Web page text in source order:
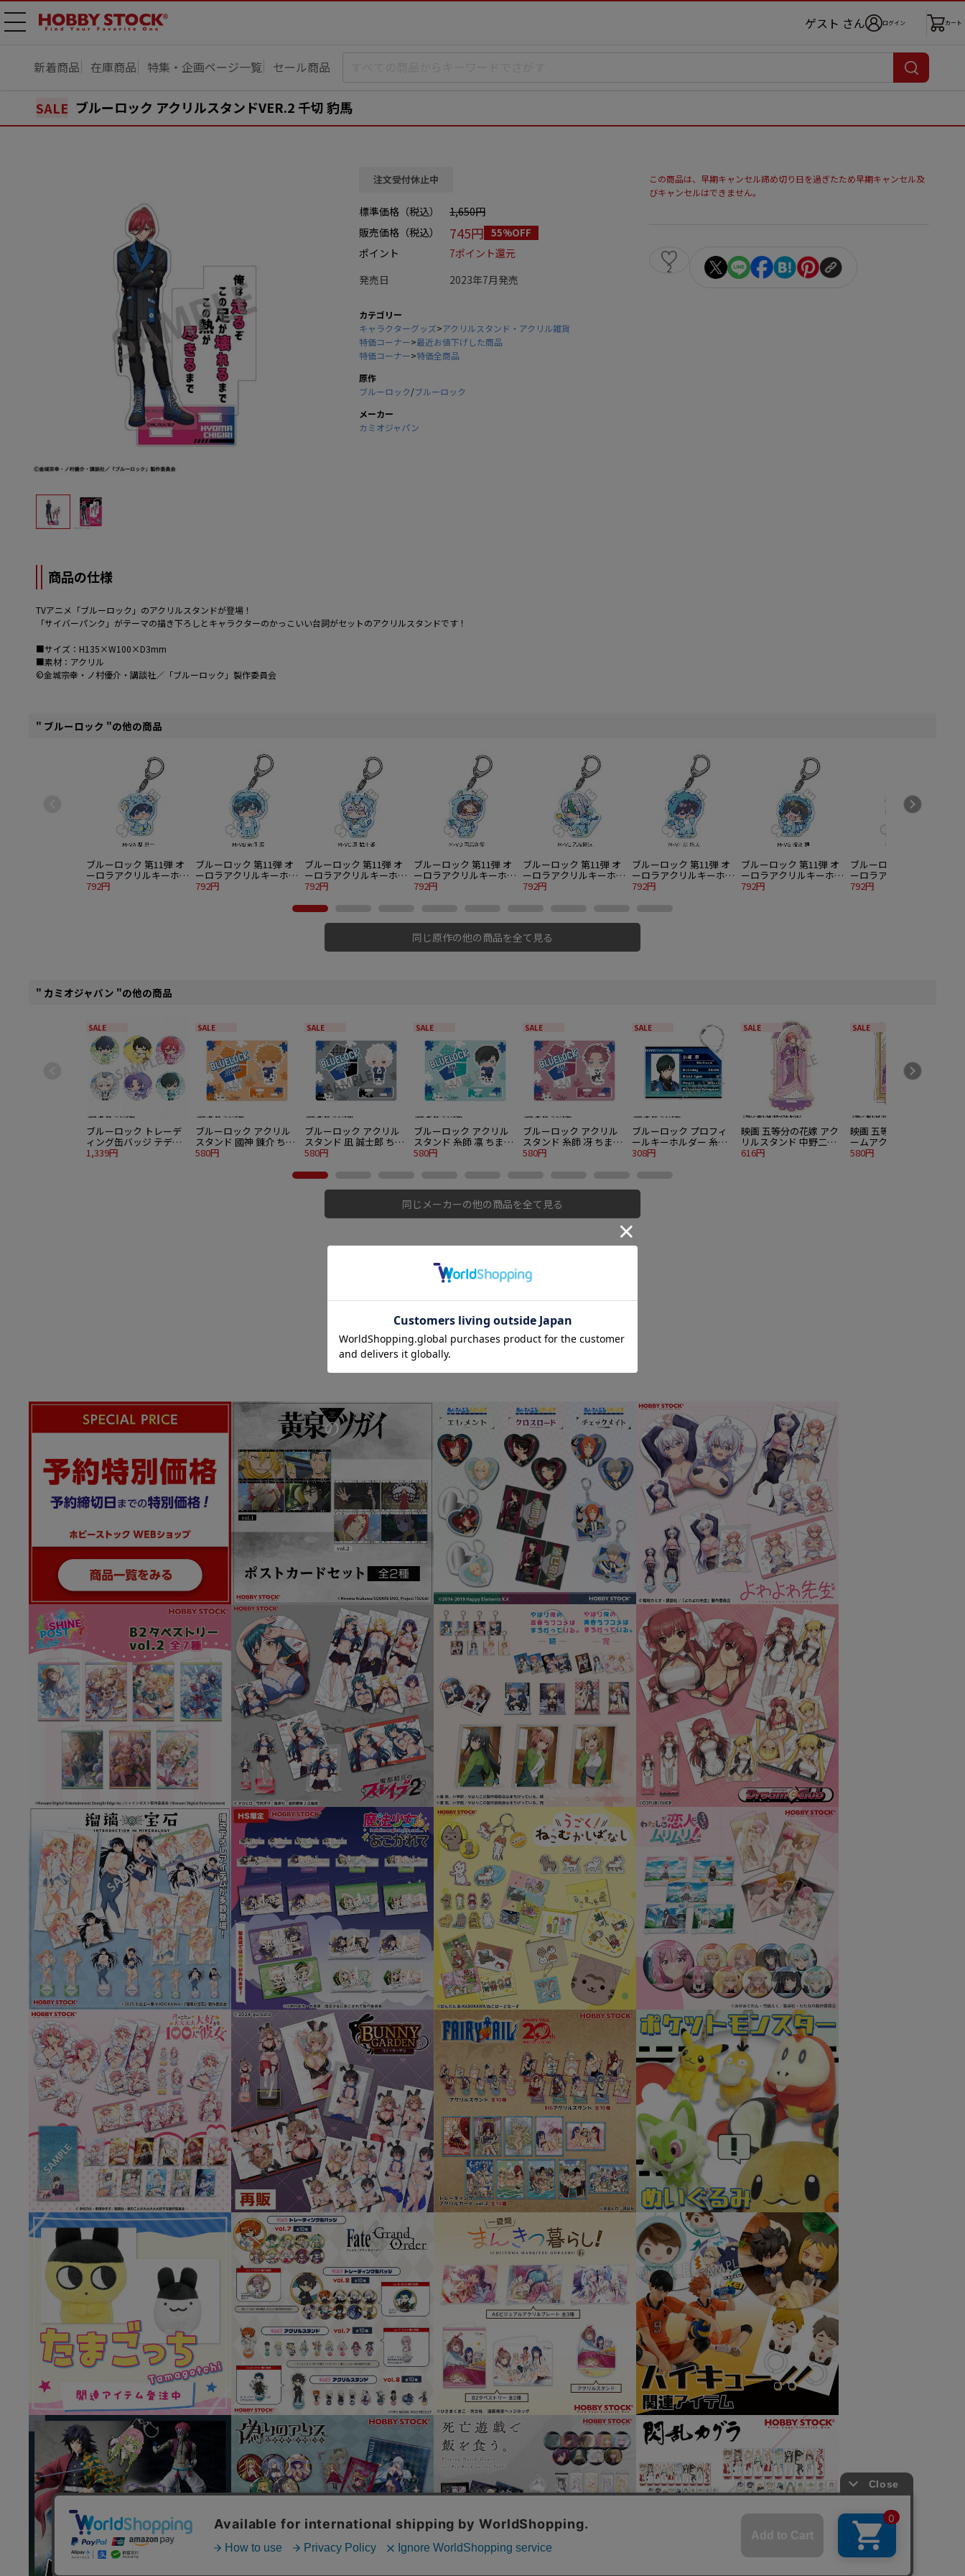
メニ
ゲスト さん ログイン カート
新着商品 在庫商品 特集・企画ページ一覧 セール商品
SALE ブルーロック アクリルスタンドVER.2 千切 豹馬
注文受付休止中
標準価格（税込）
1,650円
販売価格（税込）
745円 55%OFF
ポイント
7ポイント還元
発売日
2023年7月発売
カテゴリー
キャラクターグッズ>アクリルスタンド・アクリル雑貨
特価コーナー>最近お値下げした商品
特価コーナー>特価全商品
原作
ブルーロック/ブルーロック
メーカー
カミオジャパン
この商品は、早期キャンセル締め切り日を過ぎたため早期キャンセル及
びキャンセルはできません。
2
商品の仕様
TVアニメ「ブルーロック」のアクリルスタンドが登場！
「サイバーパンク」がテーマの描き下ろしとキャラクターのかっこいい台詞がセットのアクリルスタンドです！
■サイズ：H135×W100×D3mm
■素材：アクリル
©金城宗幸・ノ村優介・講談社／「ブルーロック」製作委員会
" ブルーロック "の他の商品
ブルーロック 第11弾 オ
ーロラアクリルキーホル
ダー M-VA 潔 世一
792円
ブルーロック 第11弾 オ
ーロラアクリルキーホル
ダー M-VB 糸師 凛
792円
ブルーロック 第11弾 オ
ーロラアクリルキーホル
ダー M-VC 凪 誠士郎
792円
ブルーロック 第11弾 オ
ーロラアクリルキーホル
ダー M-VD 雪宮剣優
792円
ブルーロック 第11弾 オ
ーロラアクリルキーホル
ダー M-VE 乙夜影汰
792円
ブルーロック 第11弾 オ
ーロラアクリルキーホル
ダー M-VF 烏 旅人
792円
ブルーロック 第11弾 オ
ーロラアクリルキーホル
ダー M-VG 蜂楽 廻
792円
ブルーロック 第11弾 オ
ーロラアクリルキーホル
ダー M-VH 千切豹馬
792円
同じ原作の他の商品を全て見る
" カミオジャパン "の他の商品
SALE
ブルーロック トレーデ
ィング缶バッジ テディ
ベア 描き起こし 6個入り
1,339円
SALE
ブルーロック アクリル
スタンド 國神 錬介 ちま
っこ
580円
SALE
ブルーロック アクリル
スタンド 凪 誠士郎 ちま
っこ
580円
SALE
ブルーロック アクリル
スタンド 糸師 凛 ちまっ
こ
580円
SALE
ブルーロック アクリル
スタンド 糸師 冴 ちまっ
こ
580円
SALE
ブルーロック プロフィ
ールキーホルダー 糸師
凛
308円
SALE
映画 五等分の花嫁 アク
リルスタンド 中野二乃
アールヌーヴォー
616円
SALE
映画 五等分の花嫁 フレ
ームアクリルスタンド
中野二乃 アールヌーヴ
580円
同じメーカーの他の商品を全て見る